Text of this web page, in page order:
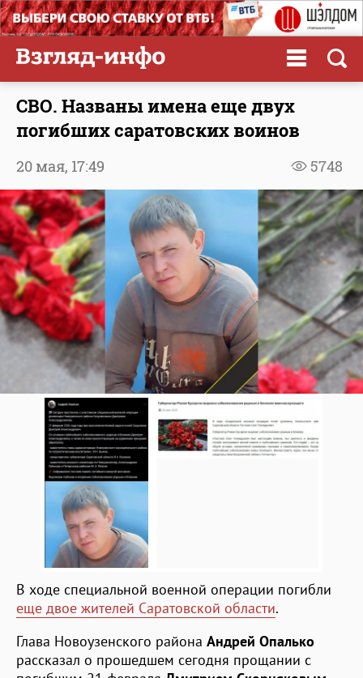
СВО. Названы имена еще двух
погибших саратовских воинов
5748
20 мая, 17:49
В ходе специальной военной операции погибли
еще двое жителей Саратовской области.
Глава Новоузенского района Андрей Опалько
рассказал о прошедшем сегодня прощании с